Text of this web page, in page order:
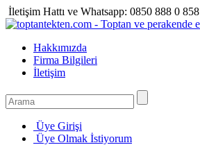
İletişim Hattı ve Whatsapp: 0850 888 0 858
Hakkımızda
Firma Bilgileri
İletişim
Üye Girişi
Üye Olmak İstiyorum